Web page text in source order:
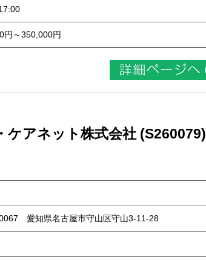
円～350,000円
ケアネット株式会社 (S260079)
愛知県名古屋市守山区守山3-11-28